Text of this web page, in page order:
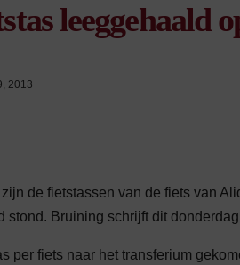
leeggehaald
2013
de fietstassen van de fiets van
stond. Bruining schrijft dit
per fiets naar het transferium